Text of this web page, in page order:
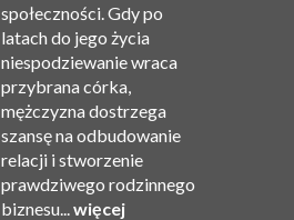
społeczności. Gdy po
latach do jego życia
niespodziewanie wraca
przybrana córka,
mężczyzna dostrzega
szansę na odbudowanie
relacji i stworzenie
prawdziwego rodzinnego
biznesu...więcej